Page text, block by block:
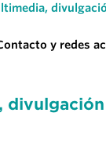
y redes